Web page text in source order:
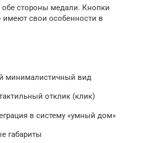
обе стороны медали. Кнопки
имеют свои особенности в
минималистичный вид
отклик (клик)
в систему «умный дом»
габариты